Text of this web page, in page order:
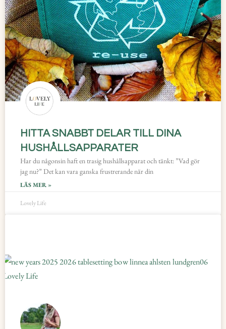
HITTA SNABBT DELAR TILL DINA
HUSHÅLLSAPPARATER
Har du någonsin haft en trasig hushållsapparat och tänkt: ”Vad gör
jag nu?” Det kan vara ganska frustrerande när din
LÄS MER »
Lovely Life